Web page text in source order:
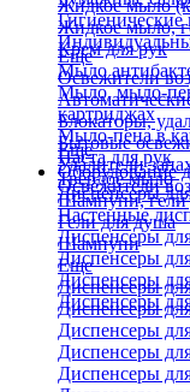
Гигиенические
Жидкое мыло
Жидкое мыло,
Крем для рук
Мыло
Мыло, мыло-
картриджах
Мыло-пена в
Паста для рук
Твердое мыло
Шампуни, гели
Гели для душа
Шампуни
Еще
Освежители
Блокаторы,
Бытовые
Удалители
Освежители
Еще
Оборудование
Диспенсеры
Настенные
Диспенсеры
Диспенсеры
Диспенсеры
Диспенсеры
Еще
Диспенсеры
Диспенсеры
Диспенсеры
Диспенсеры
Диспенсеры